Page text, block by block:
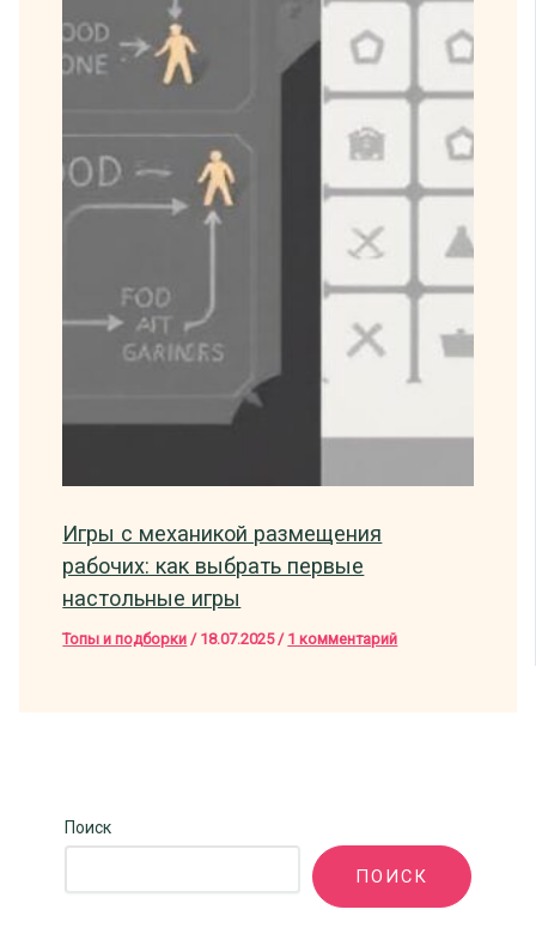
Игры с механикой размещения
рабочих: как выбрать первые
настольные игры
Топы и подборки / 18.07.2025 / 1 комментарий
Поиск
ПОИСК